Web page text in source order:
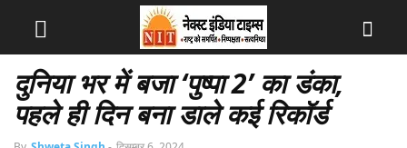
दुनिया भर में बजा ‘पुष्पा 2’ का डंका,
पहले ही दिन बना डाले कई रिकॉर्ड